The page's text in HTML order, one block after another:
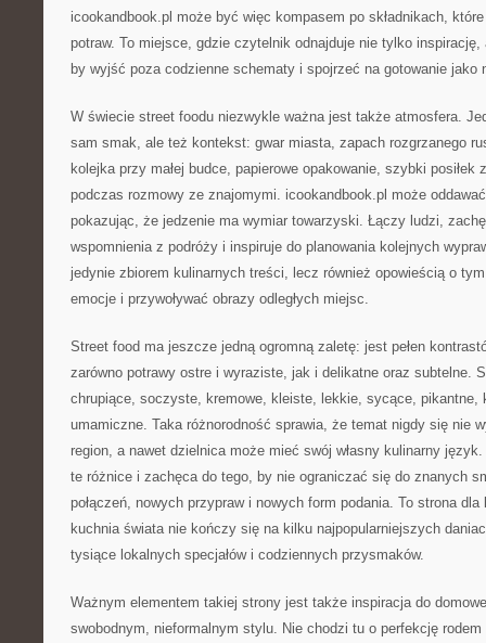
icookandbook.pl może być więc kompasem po składnikach,
potraw. To miejsce, gdzie czytelnik odnajduje nie tylko
by wyjść poza codzienne schematy i spojrzeć na gotowanie jako
W świecie street foodu niezwykle ważna jest także atmosfera.
sam smak, ale też kontekst: gwar miasta, zapach rozgrzanego
kolejka przy małej budce, papierowe opakowanie, szybki posiłek
podczas rozmowy ze znajomymi. icookandbook.pl może
pokazując, że jedzenie ma wymiar towarzyski. Łączy ludzi,
wspomnienia z podróży i inspiruje do planowania kolejnych
jedynie zbiorem kulinarnych treści, lecz również opowieścią o
emocje i przywoływać obrazy odległych miejsc.
Street food ma jeszcze jedną ogromną zaletę: jest pełen
zarówno potrawy ostre i wyraziste, jak i delikatne oraz subtelne.
chrupiące, soczyste, kremowe, kleiste, lekkie, sycące, pikantne,
umamiczne. Taka różnorodność sprawia, że temat nigdy się nie
region, a nawet dzielnica może mieć swój własny kulinarny
te różnice i zachęca do tego, by nie ograniczać się do znanych
połączeń, nowych przypraw i nowych form podania. To strona
kuchnia świata nie kończy się na kilku najpopularniejszych
tysiące lokalnych specjałów i codziennych przysmaków.
Ważnym elementem takiej strony jest także inspiracja do
swobodnym, nieformalnym stylu. Nie chodzi tu o perfekcję